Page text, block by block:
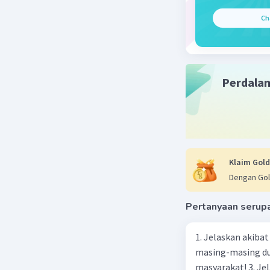
Beri
Nur
Klaim
Dengan
Pertanyaan
1. Jelaskan akibat
masing-masing
masyarakat! 3. Jelaskan macam-macam konflik yang terjadi akibat